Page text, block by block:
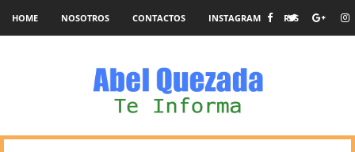
HOME NOSOTROS CONTACTOS INSTAGRAM RSS